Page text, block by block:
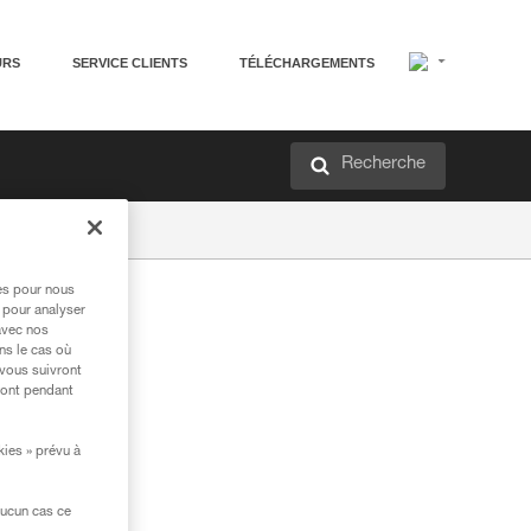
SERVICE CLIENTS TÉLÉCHARGEMENTS
Recherche
pour nous
analyser
nos
le cas où
suivront
pendant
» prévu à
cas ce